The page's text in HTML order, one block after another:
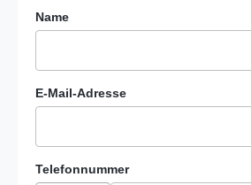
Name
E-Mail-Adresse
Telefonnummer